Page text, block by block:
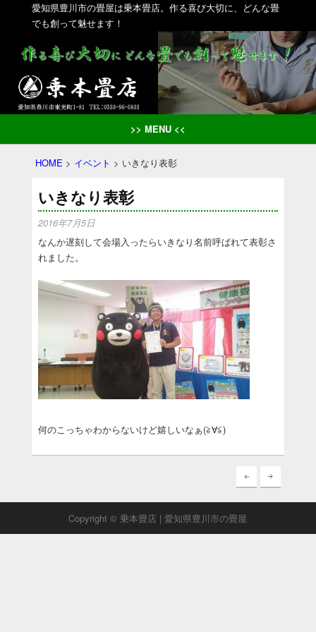
愛知県豊川市の畳屋は乗本畳店。作る喜び大切に、どんな畳
でも創って魅せます！
>> MENU <<
HOME > イベント > いきなり表彰
いきなり表彰
2016年7月5日
なんか遅刻して会場入ったらいきなり名前呼ばれて表彰さ
れました。
何のこっちゃわからないけど嬉しいなぁ(≧∀≦)
Copyright © 乗本畳店 | 愛知県豊川市の畳屋